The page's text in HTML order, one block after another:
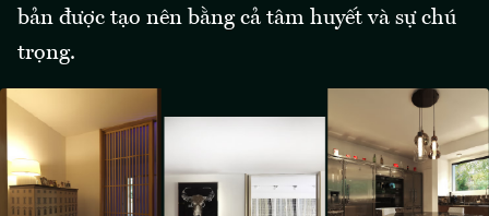
bản được tạo nên bằng cả tâm huyết và sự chú
trọng.